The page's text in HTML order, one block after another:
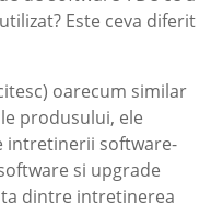
Este ceva diferit
oarecum similar
produsului, ele
intretinerii software-
si upgrade
dintre intretinerea